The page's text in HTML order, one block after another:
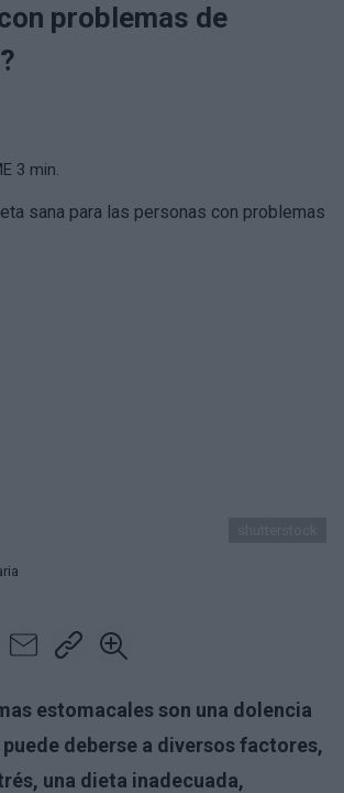
problemas de
3 min.
estomacales son una dolencia
deberse a diversos factores,
una dieta inadecuada,